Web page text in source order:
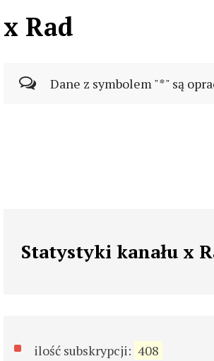
x Rad
Dane z symbolem "*" są
Statystyki kanału x
ilość subskrypcji: 408